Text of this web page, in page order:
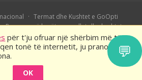
për t'ju ofruar një shërbim më të
tonë të internetit, ju pranoni
OK
Termat dhe Kushtet e GoOpti
Rezervo më herët – rregullat dhe kushtet
💬